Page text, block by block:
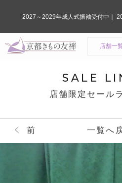
店舗一
SALE
店舗限定セール
前 一覧へ
2027～2029年成人式振袖受付中｜